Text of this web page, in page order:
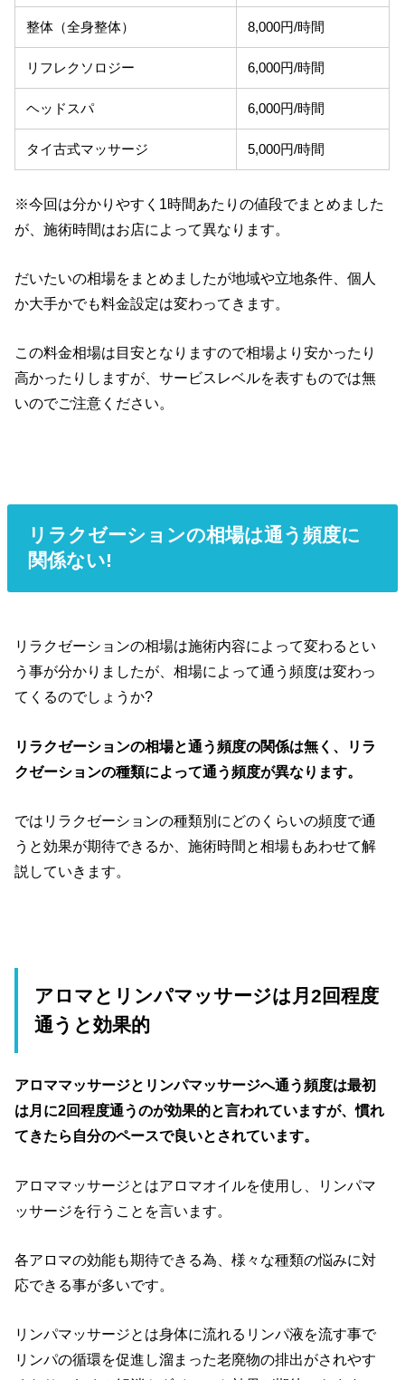
整体（全身整体） 8,000円/時間
リフレクソロジー 6,000円/時間
ヘッドスパ 6,000円/時間
タイ古式マッサージ 5,000円/時間
※今回は分かりやすく1時間あたりの値段でまとめました
が、施術時間はお店によって異なります。
だいたいの相場をまとめましたが地域や立地条件、個人
か大手かでも料金設定は変わってきます。
この料金相場は目安となりますので相場より安かったり
高かったりしますが、サービスレベルを表すものでは無
いのでご注意ください。
リラクゼーションの相場は通う頻度に
関係ない!
リラクゼーションの相場は施術内容によって変わるとい
う事が分かりましたが、相場によって通う頻度は変わっ
てくるのでしょうか?
リラクゼーションの相場と通う頻度の関係は無く、リラ
クゼーションの種類によって通う頻度が異なります。
ではリラクゼーションの種類別にどのくらいの頻度で通
うと効果が期待できるか、施術時間と相場もあわせて解
説していきます。
アロマとリンパマッサージは月2回程度
通うと効果的
アロママッサージとリンパマッサージへ通う頻度は最初
は月に2回程度通うのが効果的と言われていますが、慣れ
てきたら自分のペースで良いとされています。
アロママッサージとはアロマオイルを使用し、リンパマ
ッサージを行うことを言います。
各アロマの効能も期待できる為、様々な種類の悩みに対
応できる事が多いです。
リンパマッサージとは身体に流れるリンパ液を流す事で
リンパの循環を促進し溜まった老廃物の排出がされやす